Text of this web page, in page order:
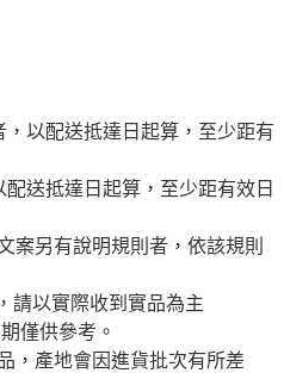
以配送抵達日起算，至少距有
送抵達日起算，至少距有效日
案另有說明規則者，依該規則
請以實際收到實品為主
僅供參考。
，產地會因進貨批次有所差